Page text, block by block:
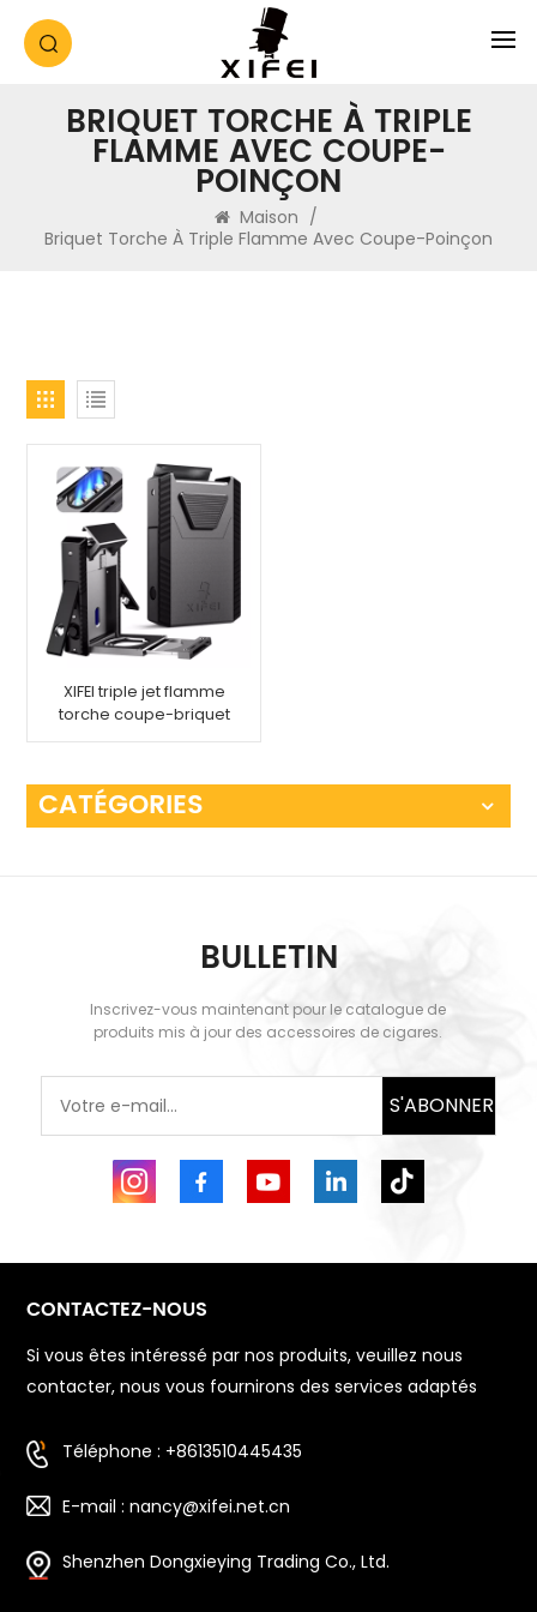
BRIQUET TORCHE À TRIPLE
FLAMME AVEC COUPE-
POINÇON
Maison /
Briquet Torche À Triple Flamme Avec Coupe-Poinçon
XIFEI triple jet flamme
torche coupe-briquet
combo poinçon
CATÉGORIES
BULLETIN
Inscrivez-vous maintenant pour le catalogue de
produits mis à jour des accessoires de cigares.
S'ABONNER
CONTACTEZ-NOUS
Si vous êtes intéressé par nos produits, veuillez nous
contacter, nous vous fournirons des services adaptés
Téléphone : +8613510445435
E-mail : nancy@xifei.net.cn
Shenzhen Dongxieying Trading Co., Ltd.